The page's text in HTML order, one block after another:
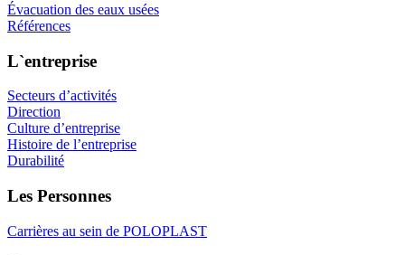
Évacuation des eaux usées
Références
L`entreprise
Secteurs d’activités
Direction
Culture d’entreprise
Histoire de l’entreprise
Durabilité
Les Personnes
Carrières au sein de POLOPLAST